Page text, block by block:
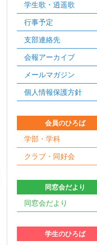
学生歌・逍遥歌
行事予定
支部連絡先
会報アーカイブ
メールマガジン
個人情報保護方針
会員のひろば
学部・学科
クラブ・同好会
同窓会だより
同窓会だより
学生のひろば